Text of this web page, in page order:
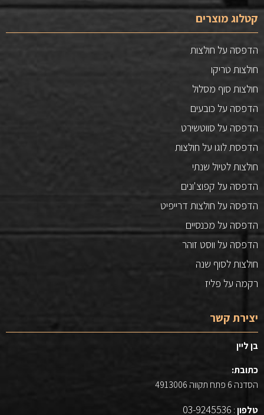
קטלוג מוצרים
הדפסה על חולצות
חולצות טריקו
חולצות סוף מסלול
הדפסה על כובעים
הדפסה על סווטשירט
הדפסת לוגו על חולצות
חולצות לטיול שנתי
הדפסה על קפוצ'ונים
הדפסה על חולצות דרייפיט
הדפסה על מכנסיים
הדפסה על ווסט זוהר
חולצות לסוף שנה
רקמה על פליז
יצירת קשר
בן ליין
כתובת:
הסדנה 6 פתח תקווה 4913006
טלפון:
03-9245536